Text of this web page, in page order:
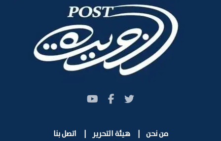
من نحن | هيئة التحرير | اتصل بنا